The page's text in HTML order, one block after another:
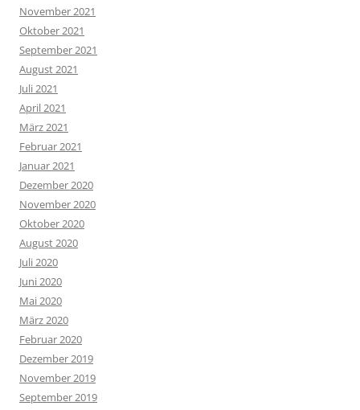
November 2021
Oktober 2021
September 2021
August 2021
Juli 2021
April 2021
März 2021
Februar 2021
Januar 2021
Dezember 2020
November 2020
Oktober 2020
August 2020
Juli 2020
Juni 2020
Mai 2020
März 2020
Februar 2020
Dezember 2019
November 2019
September 2019